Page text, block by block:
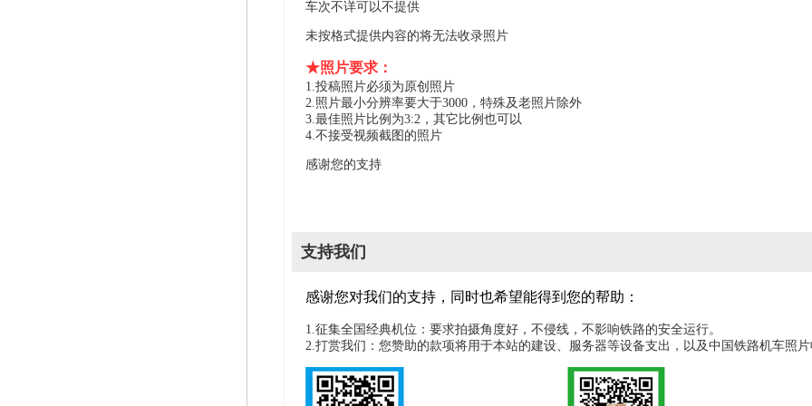
车次不详可以不提供
未按格式提供内容的将无法收录照片
★照片要求：
1.投稿照片必须为原创照片
2.照片最小分辨率要大于3000，特殊及老照片除外
3.最佳照片比例为3:2，其它比例也可以
4.不接受视频截图的照片
感谢您的支持
支持我们
感谢您对我们的支持，同时也希望能得到您的帮助：
1.征集全国经典机位：要求拍摄角度好，不侵线，不影响铁路的安全运行。
2.打赏我们：您赞助的款项将用于本站的建设、服务器等设备支出，以及中国铁路机车照片